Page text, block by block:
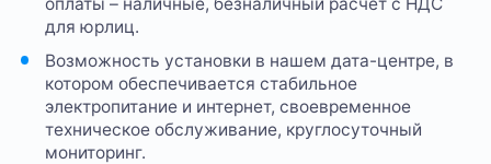
оплаты – наличные, безналичный расчет с НДС
для юрлиц.
Возможность установки в нашем дата-центре, в
котором обеспечивается стабильное
электропитание и интернет, своевременное
техническое обслуживание, круглосуточный
мониторинг.